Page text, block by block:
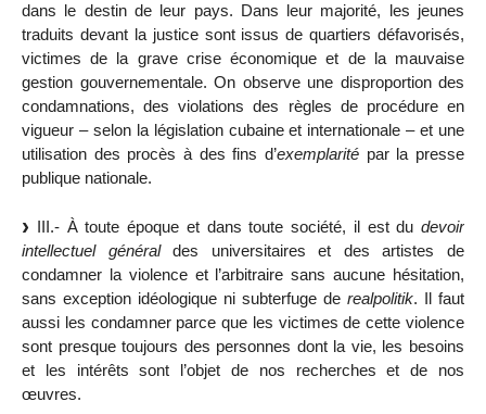
dans le destin de leur pays. Dans leur majorité, les jeunes
traduits devant la justice sont issus de quartiers défavorisés,
victimes de la grave crise économique et de la mauvaise
gestion gouvernementale. On observe une disproportion des
condamnations, des violations des règles de procédure en
vigueur – selon la législation cubaine et internationale – et une
utilisation des procès à des fins d’exemplarité par la presse
publique nationale.
III.- À toute époque et dans toute société, il est du devoir
intellectuel généraldes universitaires et des artistes de
condamner la violence et l’arbitraire sans aucune hésitation,
sans exception idéologique ni subterfuge de realpolitik. Il faut
aussi les condamner parce que les victimes de cette violence
sont presque toujours des personnes dont la vie, les besoins
et les intérêts sont l’objet de nos recherches et de nos
œuvres.